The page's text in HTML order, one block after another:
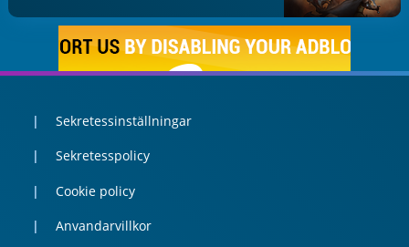
Sekretessinställningar
Sekretesspolicy
Cookie policy
Anvandarvillkor